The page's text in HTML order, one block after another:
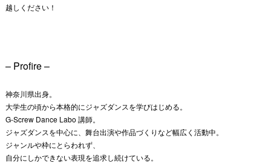
越しください！
– Profire –
神奈川県出身。
大学生の頃から本格的にジャズダンスを学びはじめる。
G-Screw Dance Labo 講師。
ジャズダンスを中心に、舞台出演や作品づくりなど幅広く活動中。
ジャンルや枠にとらわれず、
自分にしかできない表現を追求し続けている。